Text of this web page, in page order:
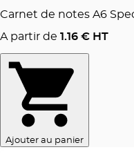
Carnet de notes A6
A partir de 1.16 € HT
Ajouter au panier